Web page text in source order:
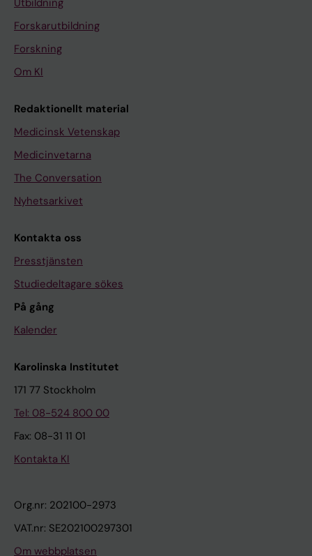
Utbildning
Forskarutbildning
Forskning
Om KI
Redaktionellt material
Medicinsk Vetenskap
Medicinvetarna
The Conversation
Nyhetsarkivet
Kontakta oss
Presstjänsten
Studiedeltagare sökes
På gång
Kalender
Karolinska Institutet
171 77 Stockholm
Tel: 08-524 800 00
Fax: 08-31 11 01
Kontakta KI
Org.nr: 202100-2973
VAT.nr: SE202100297301
Om webbplatsen